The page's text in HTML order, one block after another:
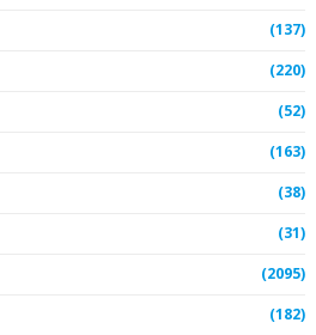
(137)
(220)
(52)
(163)
(38)
(31)
(2095)
(182)